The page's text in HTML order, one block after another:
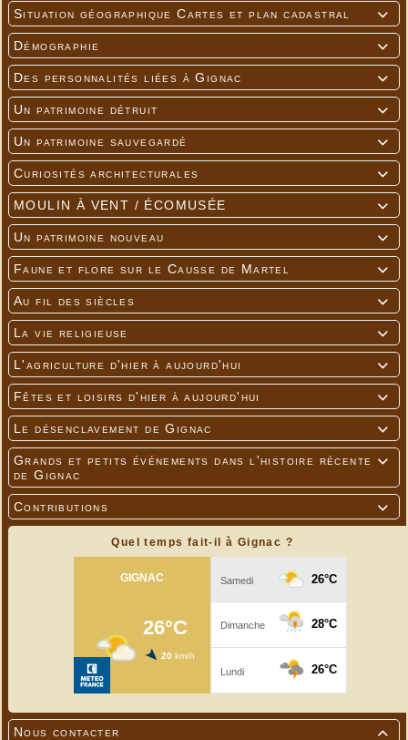

Situation géographique Cartes et plan cadastral

Démographie

Des personnalités liées à Gignac

Un patrimoine détruit

Un patrimoine sauvegardé

Curiosités architecturales

MOULIN À VENT / ÉCOMUSÉE

Un patrimoine nouveau

Faune et flore sur le Causse de Martel

Au fil des siècles

La vie religieuse

L'agriculture d'hier à aujourd'hui

Fêtes et loisirs d'hier à aujourd'hui

Le désenclavement de Gignac

Grands et petits événements dans l'histoire récente
de Gignac

Contributions
Quel temps fait-il à Gignac ?

Nous contacter